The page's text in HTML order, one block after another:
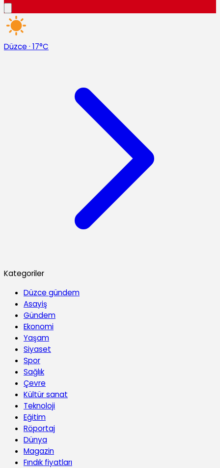
Düzce · 17°C
Kategoriler
Düzce gündem
Asayiş
Gündem
Ekonomi
Yaşam
Siyaset
Spor
Sağlık
Çevre
Kültür sanat
Teknoloji
Eğitim
Röportaj
Dünya
Magazin
Fındık fiyatları